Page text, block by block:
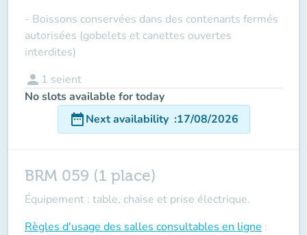
- Boissons conservées dans des contenants fermés
autorisées (gobelets et canettes ouvertes
interdites)
person 1 seient
No slots available for today
date_rangeNext availability :17/08/2026
BRM 059 (1 place)
Équipement : table, chaise et prise électrique.
Règles d'usage des salles consultables en ligne :